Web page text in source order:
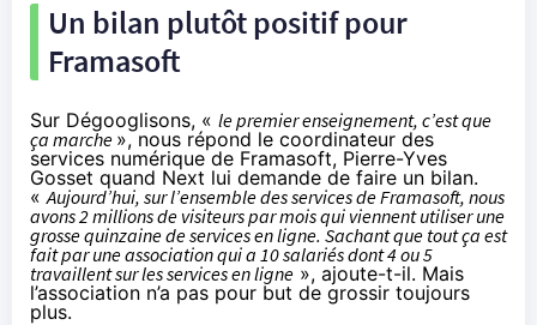
Un bilan plutôt positif pour
Framasoft
Sur Dégooglisons, « le premier enseignement, c’est que
ça marche », nous répond le coordinateur des
services numérique de Framasoft, Pierre-Yves
Gosset quand Next lui demande de faire un bilan.
« Aujourd’hui, sur l’ensemble des services de Framasoft, nous
avons 2 millions de visiteurs par mois qui viennent utiliser une
grosse quinzaine de services en ligne. Sachant que tout ça est
fait par une association qui a 10 salariés dont 4 ou 5
travaillent sur les services en ligne », ajoute-t-il. Mais
l’association n’a pas pour but de grossir toujours
plus.